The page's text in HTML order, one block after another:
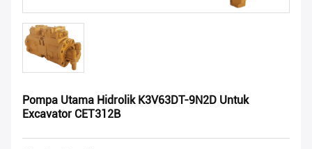
Pompa Utama Hidrolik K3V63DT-9N2D Untuk
Excavator CET312B